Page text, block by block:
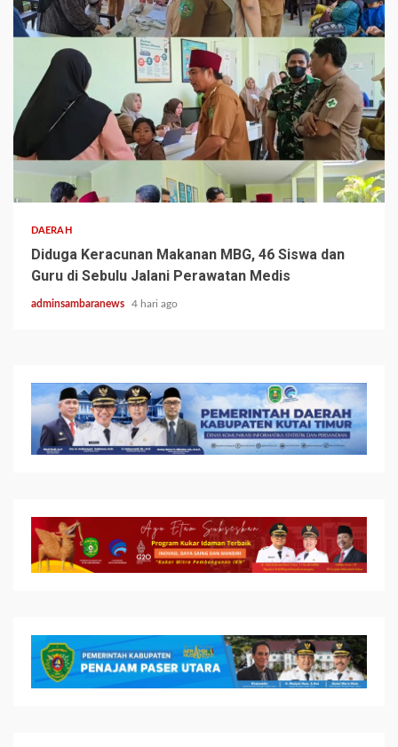
2 min read
DAERAH
Diduga Keracunan Makanan MBG, 46 Siswa dan
Guru di Sebulu Jalani Perawatan Medis
adminsambaranews 4 hari ago